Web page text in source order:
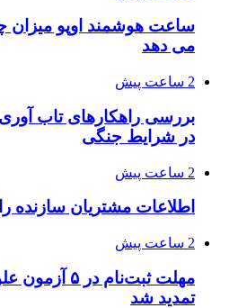
ساعت هوشمند اوپو میزان
می دهد
2 ساعت پیش
بررسی راهکارهای تاب
در شرایط جنگی
2 ساعت پیش
اطلاعات مشتریان سازنده
2 ساعت پیش
مهلت ثبت‌نام
تمدید شد